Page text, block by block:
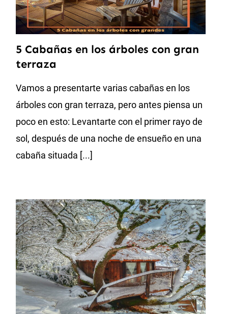
5 Cabañas en los árboles con gran
terraza
Vamos a presentarte varias cabañas en los
árboles con gran terraza, pero antes piensa un
poco en esto: Levantarte con el primer rayo de
sol, después de una noche de ensueño en una
cabaña situada [...]